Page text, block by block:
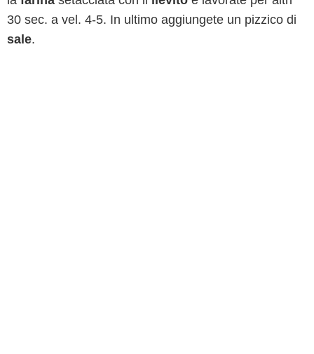
30 sec. a vel. 4-5. In ultimo aggiungete un pizzico di
sale.